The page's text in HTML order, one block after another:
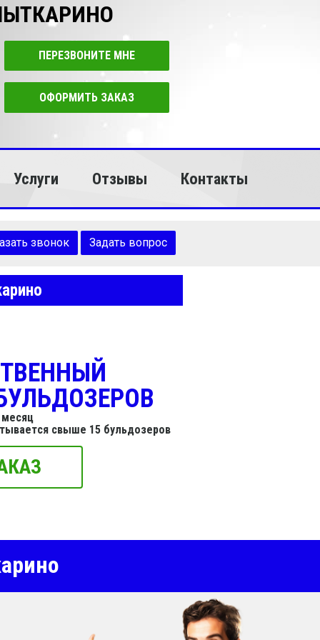
ПЕРЕЗВОНИТЕ МНЕ
ОФОРМИТЬ ЗАКАЗ
Услуги Отзывы Контакты
звонок Задать вопрос
месяц
свыше 15 бульдозеров